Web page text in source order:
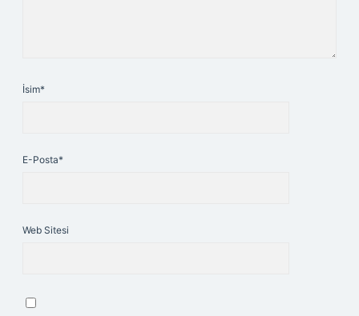
İsim*
E-Posta*
Web Sitesi